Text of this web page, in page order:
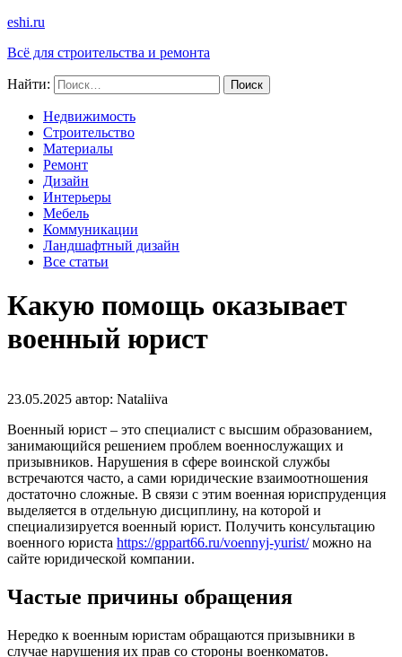
eshi.ru
Всё для строительства и ремонта
Найти:
Недвижимость
Строительство
Материалы
Ремонт
Дизайн
Интерьеры
Мебель
Коммуникации
Ландшафтный дизайн
Все статьи
Какую помощь оказывает
военный юрист
23.05.2025 автор: Nataliiva
Военный юрист – это специалист с высшим образованием,
занимающийся решением проблем военнослужащих и
призывников. Нарушения в сфере воинской службы
встречаются часто, а сами юридические взаимоотношения
достаточно сложные. В связи с этим военная юриспруденция
выделяется в отдельную дисциплину, на которой и
специализируется военный юрист. Получить консультацию
военного юриста https://gppart66.ru/voennyj-yurist/можно на
сайте юридической компании.
Частые причины обращения
Нередко к военным юристам обращаются призывники в
случае нарушения их прав со стороны военкоматов.